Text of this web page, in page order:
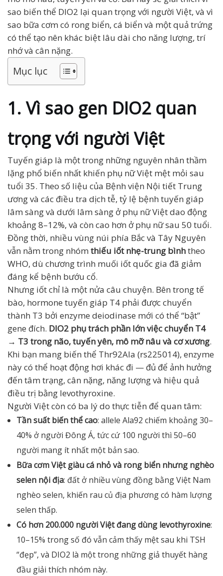
sao biến thể DIO2 lại quan trọng với người Việt, và vì
sao bữa cơm có rong biển, cá biển và một quả trứng
có thể tạo nên khác biệt lâu dài cho năng lượng, trí
nhớ và cân nặng.
Mục lục
1. Vì sao gen DIO2 quan
trọng với người Việt
Tuyến giáp là một trong những nguyên nhân thầm
lặng phổ biến nhất khiến phụ nữ Việt mệt mỏi sau
tuổi 35. Theo số liệu của Bệnh viện Nội tiết Trung
ương và các điều tra dịch tễ, tỷ lệ bệnh tuyến giáp
lâm sàng và dưới lâm sàng ở phụ nữ Việt dao động
khoảng 8–12%, và còn cao hơn ở phụ nữ sau 50 tuổi.
Đồng thời, nhiều vùng núi phía Bắc và Tây Nguyên
vẫn nằm trong nhóm thiếu iốt nhẹ-trung bìnhtheo
WHO, dù chương trình muối iốt quốc gia đã giảm
đáng kể bệnh bướu cổ.
Nhưng iốt chỉ là một nửa câu chuyện. Bên trong tế
bào, hormone tuyến giáp T4 phải được chuyển
thành T3 bởi enzyme deiodinase mới có thể “bật”
gene đích. DIO2 phụ trách phần lớn việc chuyển T4
→ T3 trong não, tuyến yên, mô mỡ nâu và cơ xương.
Khi bạn mang biến thể Thr92Ala (rs225014), enzyme
này có thể hoạt động hơi khác đi — đủ để ảnh hưởng
đến tâm trạng, cân nặng, năng lượng và hiệu quả
điều trị bằng levothyroxine.
Người Việt còn có ba lý do thực tiễn để quan tâm:
Tần suất biến thể cao: allele Ala92 chiếm khoảng 30–
40% ở người Đông Á, tức cứ 100 người thì 50–60
người mang ít nhất một bản sao.
Bữa cơm Việt giàu cá nhỏ và rong biển nhưng nghèo
selen nội địa: đất ở nhiều vùng đồng bằng Việt Nam
nghèo selen, khiến rau củ địa phương có hàm lượng
selen thấp.
Có hơn 200.000 người Việt đang dùng levothyroxine:
10–15% trong số đó vẫn cảm thấy mệt sau khi TSH
“đẹp”, và DIO2 là một trong những giả thuyết hàng
đầu giải thích nhóm này.